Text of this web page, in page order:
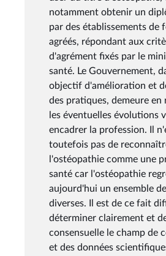
notamment obtenir un
par des établissements de
agréés, répondant aux
d'agrément fixés par le
santé. Le Gouvernement,
objectif d'amélioration et
des pratiques, demeure en
les éventuelles évolutions
encadrer la profession. Il
toutefois pas de
l'ostéopathie comme une
santé car l'ostéopathie
aujourd'hui un ensemble
diverses. Il est de ce fait
déterminer clairement et
consensuelle le champ de
et des données